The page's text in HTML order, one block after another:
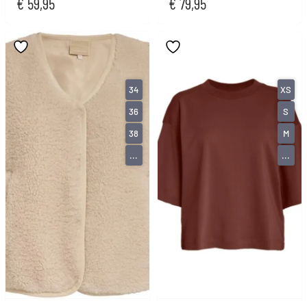
34
36
38
...
XS
S
M
...